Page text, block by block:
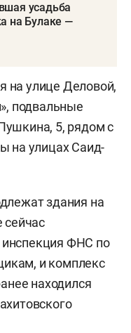
усадьба
на Булаке —
на улице Деловой,
подвальные
5, рядом с
на улицах Саид-
здания на
сейчас
инспекция ФНС по
и комплекс
находился